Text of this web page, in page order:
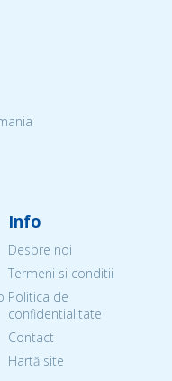
Info
Despre noi
Termeni si conditii
Politica de
confidentialitate
Contact
Hartă site